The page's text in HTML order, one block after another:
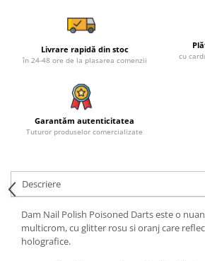
Livrare rapidă din stoc
în 24-48 ore de la plasarea comenzii
cu
Garantăm autenticitatea
Tuturor produselor comercializate
Descriere
Dam Nail Polish Poisoned Darts este o
multicrom, cu glitter rosu si oranj care
holografice.